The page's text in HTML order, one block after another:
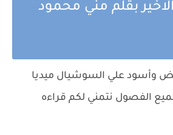
بقلم مني محمود
وأسود علي السوشيال ميديا
الفصول نتمني لكم قراءه